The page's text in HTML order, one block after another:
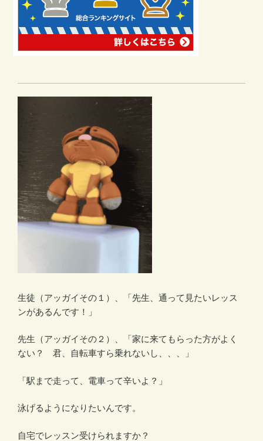
生徒（アッガイその１）、「先生、通って見たいレッス
ンがあるんです！」
先生（アッガイその２）、「家に来てもらった方がよく
ない？ 君、自転車すら乗れないし、、、」
「駅まで走って、電車って辛いよ？」
泳げるようになりたいんです。
自宅でレッスン受けられますか？